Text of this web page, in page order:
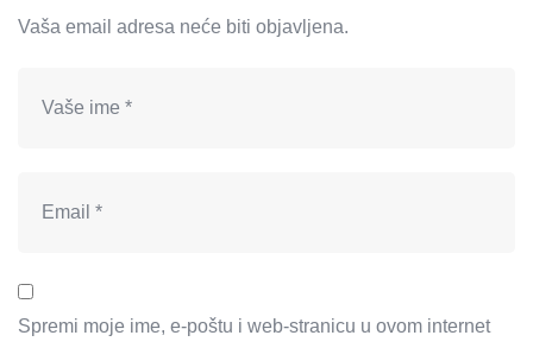
Vaša email adresa neće biti objavljena.
Spremi moje ime, e-poštu i web-stranicu u ovom internet